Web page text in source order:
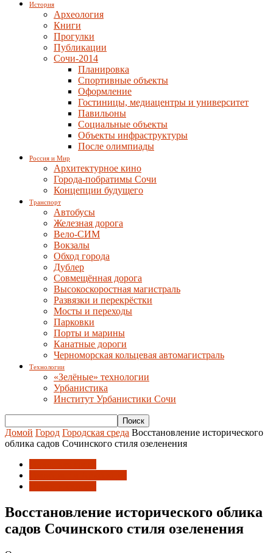
История
Археология
Книги
Прогулки
Публикации
Сочи-2014
Планировка
Спортивные объекты
Оформление
Гостиницы, медиацентры и университет
Павильоны
Социальные объекты
Объекты инфраструктуры
После олимпиады
Россия и Мир
Архитектурное кино
Города-побратимы Сочи
Концепции будущего
Транспорт
Автобусы
Железная дорога
Вело-СИМ
Вокзалы
Обход города
Дублер
Совмещённая дорога
Высокоскоростная магистраль
Развязки и перекрёстки
Мосты и переходы
Парковки
Порты и марины
Канатные дороги
Черноморская кольцевая автомагистраль
Технологии
«Зелёные» технологии
Урбанистика
Институт Урбанистики Сочи
Домой Город Городская среда Восстановление исторического
облика садов Сочинского стиля озеленения
Восстановление исторического облика
садов Сочинского стиля озеленения